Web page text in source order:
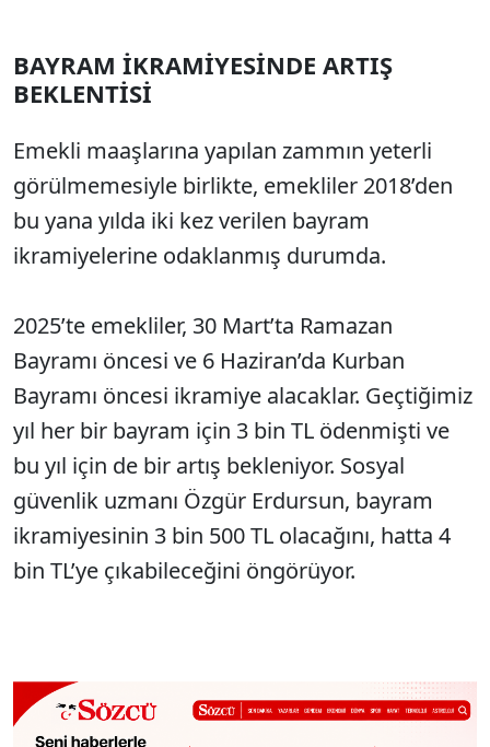
BAYRAM İKRAMİYESİNDE ARTIŞ
BEKLENTİSİ
Emekli maaşlarına yapılan zammın yeterli
görülmemesiyle birlikte, emekliler 2018’den
bu yana yılda iki kez verilen bayram
ikramiyelerine odaklanmış durumda.
2025’te emekliler, 30 Mart’ta Ramazan
Bayramı öncesi ve 6 Haziran’da Kurban
Bayramı öncesi ikramiye alacaklar. Geçtiğimiz
yıl her bir bayram için 3 bin TL ödenmişti ve
bu yıl için de bir artış bekleniyor. Sosyal
güvenlik uzmanı Özgür Erdursun, bayram
ikramiyesinin 3 bin 500 TL olacağını, hatta 4
bin TL’ye çıkabileceğini öngörüyor.